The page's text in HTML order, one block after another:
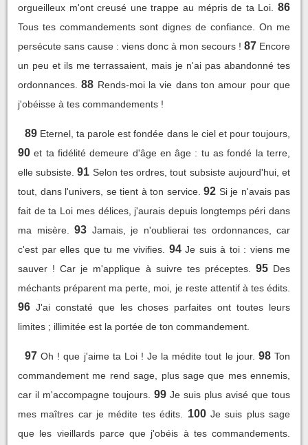
orgueilleux m'ont creusé une trappe au mépris de ta Loi.
86
Tous tes commandements sont dignes de confiance. On me
persécute sans cause : viens donc à mon secours ! 87 Encore
un peu et ils me terrassaient, mais je n'ai pas abandonné tes
ordonnances. 88 Rends-moi la vie dans ton amour pour que
j'obéisse à tes commandements !
89 Eternel, ta parole est fondée dans le ciel et pour toujours,
90 et ta fidélité demeure d'âge en âge : tu as fondé la terre,
elle subsiste. 91 Selon tes ordres, tout subsiste aujourd'hui, et
tout, dans l'univers, se tient à ton service. 92 Si je n'avais pas
fait de ta Loi mes délices, j'aurais depuis longtemps péri dans
ma misère.
93 Jamais, je n'oublierai tes ordonnances, car
c'est par elles que tu me vivifies.
94 Je suis à toi : viens me
sauver ! Car je m'applique à suivre tes préceptes.
95 Des
méchants préparent ma perte, moi, je reste attentif à tes édits.
96 J'ai constaté que les choses parfaites ont toutes leurs
limites ; illimitée est la portée de ton commandement.
97 Oh ! que j'aime ta Loi ! Je la médite tout le jour. 98 Ton
commandement me rend sage, plus sage que mes ennemis,
car il m'accompagne toujours. 99 Je suis plus avisé que tous
mes maîtres car je médite tes édits.
100 Je suis plus sage
que les vieillards parce que j'obéis à tes commandements.